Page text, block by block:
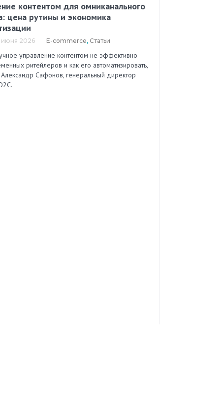
контентом для омниканального
цена рутины и экономика
июня 2026 E-commerce, Статьи
управление контентом не эффективно
ритейлеров и как его автоматизировать,
Александр Сафонов, генеральный директор